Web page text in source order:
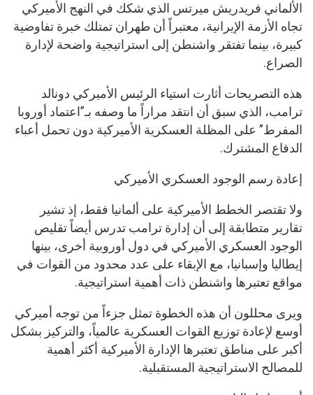
الألماني فريدريش ميرتس الذي شكك في النهج الأميركي
تجاه الأزمة الإيرانية، معتبراً أن طهران تمتلك خبرة تفاوضية
كبيرة، بينما تفتقر واشنطن إلى استراتيجية واضحة لإدارة
الصراع.
هذه التصريحات أثارت استياء الرئيس الأميركي دونالد
ترامب، الذي سبق أن انتقد مراراً ما وصفه بـ”اعتماد أوروبا
المفرط” على المظلة العسكرية الأميركية دون تحمل أعباء
الدفاع المشترك.
إعادة رسم الوجود العسكري الأميركي
ولا تقتصر الخطط الأميركية على ألمانيا فقط، إذ تشير
تقارير متطابقة إلى أن إدارة ترامب تدرس أيضاً تقليص
الوجود العسكري الأميركي في دول أوروبية أخرى، بينها
إيطاليا وإسبانيا، مع الإبقاء على عدد محدود من القوات في
مواقع تعتبرها واشنطن ذات أهمية استراتيجية.
ويرى محللون أن هذه الخطوة تمثل جزءاً من توجه أميركي
أوسع لإعادة توزيع القوات العسكرية عالمياً، والتركيز بشكل
أكبر على مناطق تعتبرها الإدارة الأميركية أكثر أهمية
للمصالح الاستراتيجية المستقبلية.